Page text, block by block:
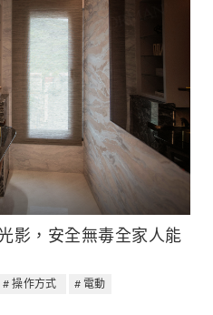
影，安全無毒全家人能
操作方式 電動